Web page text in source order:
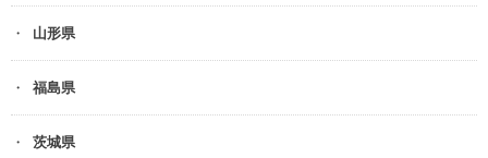
山形県
福島県
茨城県